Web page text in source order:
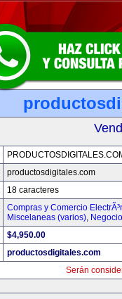
productosdigitales.com
18 caracteres
Compras y Comercio
Miscelaneas (varios),
$4,950.00
productosdigitales.com
Serán